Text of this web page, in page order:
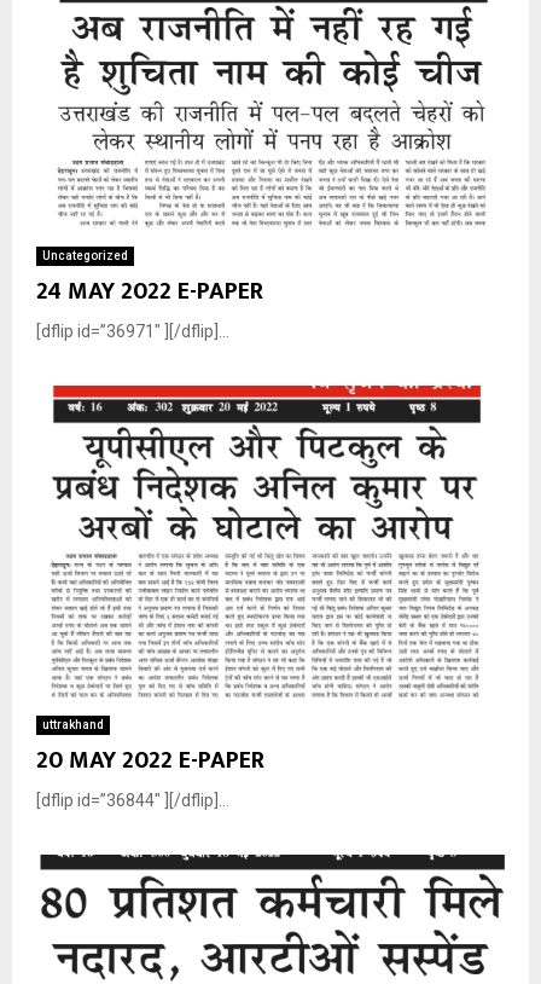
Uncategorized
24 MAY 2022 E-PAPER
[dflip id=”36971″ ][/dflip]...
uttrakhand
20 MAY 2022 E-PAPER
[dflip id=”36844″ ][/dflip]...